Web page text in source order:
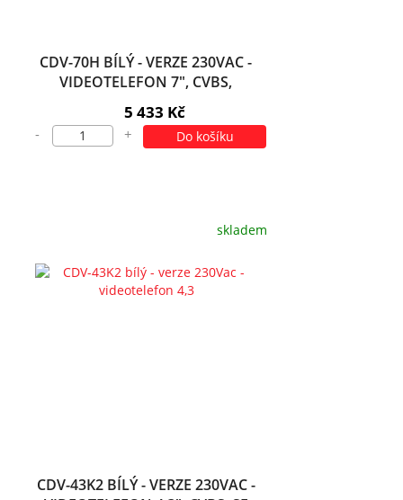
CDV-70H BÍLÝ - VERZE 230VAC -
VIDEOTELEFON 7", CVBS,
HANDSFREE, 1 VST.
5 433 Kč
- + Do košíku
skladem
CDV-43K2 BÍLÝ - VERZE 230VAC -